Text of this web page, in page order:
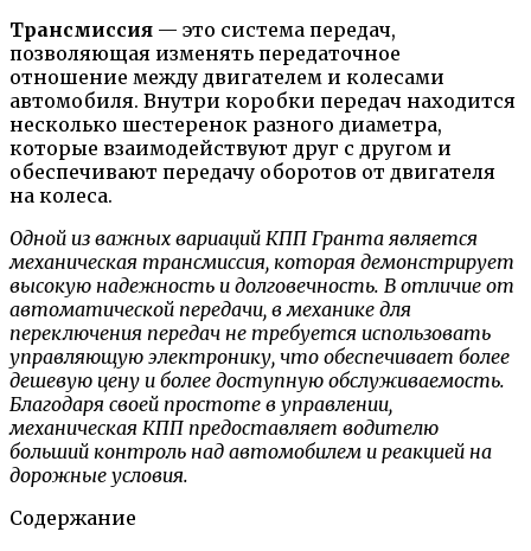
Трансмиссия — это система передач,
позволяющая изменять передаточное
отношение между двигателем и колесами
автомобиля. Внутри коробки передач находится
несколько шестеренок разного диаметра,
которые взаимодействуют друг с другом и
обеспечивают передачу оборотов от двигателя
на колеса.
Одной из важных вариаций КПП Гранта является
механическая трансмиссия, которая демонстрирует
высокую надежность и долговечность. В отличие от
автоматической передачи, в механике для
переключения передач не требуется использовать
управляющую электронику, что обеспечивает более
дешевую цену и более доступную обслуживаемость.
Благодаря своей простоте в управлении,
механическая КПП предоставляет водителю
больший контроль над автомобилем и реакцией на
дорожные условия.
Содержание